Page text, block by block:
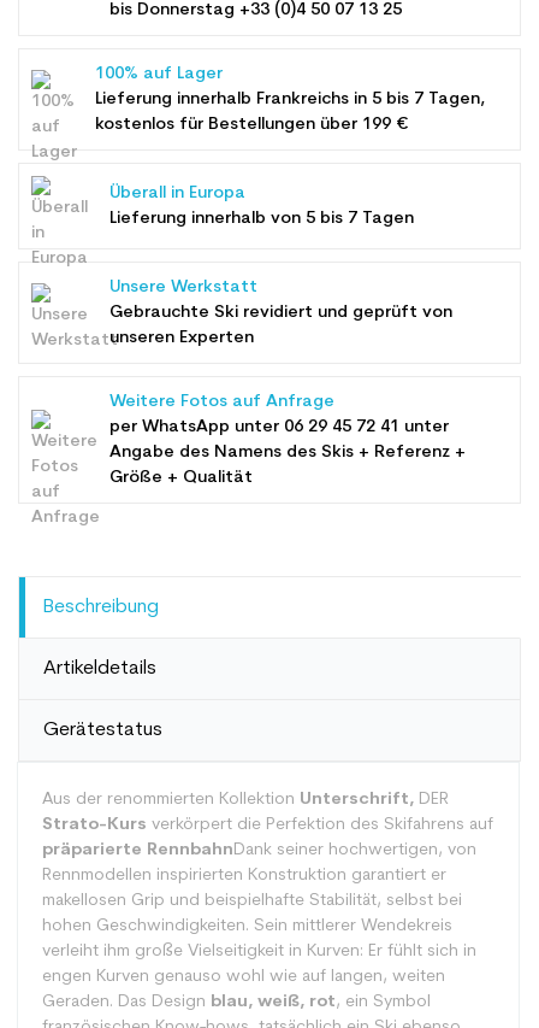
bis Donnerstag +33 (0)4 50 07 13 25
100% auf Lager
Lieferung innerhalb Frankreichs in 5 bis 7 Tagen,
kostenlos für Bestellungen über 199 €
Überall in Europa
Lieferung innerhalb von 5 bis 7 Tagen
Unsere Werkstatt
Gebrauchte Ski revidiert und geprüft von
unseren Experten
Weitere Fotos auf Anfrage
per WhatsApp unter 06 29 45 72 41 unter
Angabe des Namens des Skis + Referenz +
Größe + Qualität
Beschreibung
Artikeldetails
Gerätestatus
Aus der renommierten Kollektion Unterschrift, DER
Strato-Kurs verkörpert die Perfektion des Skifahrens auf
präparierte RennbahnDank seiner hochwertigen, von
Rennmodellen inspirierten Konstruktion garantiert er
makellosen Grip und beispielhafte Stabilität, selbst bei
hohen Geschwindigkeiten. Sein mittlerer Wendekreis
verleiht ihm große Vielseitigkeit in Kurven: Er fühlt sich in
engen Kurven genauso wohl wie auf langen, weiten
Geraden. Das Design blau, weiß, rot, ein Symbol